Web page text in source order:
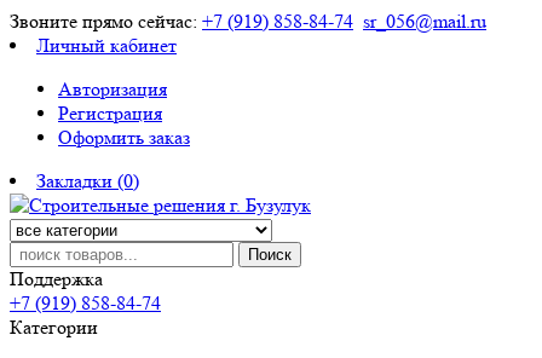
Звоните прямо сейчас: +7 (919) 858-84-74 sr_056@mail.ru
Личный кабинет
Авторизация
Регистрация
Оформить заказ
Закладки (0)
Поиск
Поддержка
+7 (919) 858-84-74
Категории